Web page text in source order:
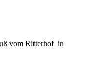
vom Ritterhof in